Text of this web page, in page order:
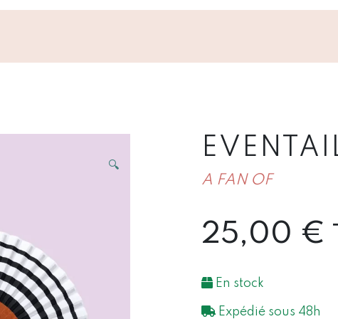
🔍
A FAN OF
25,00 €
En stock
Expédié sous 48h